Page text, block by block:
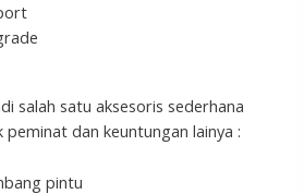
salah satu aksesoris sederhana
peminat dan keuntungan lainya :
pintu